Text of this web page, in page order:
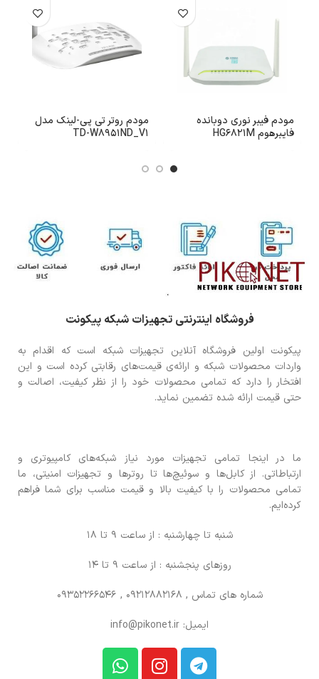
مودم فیبر نوری دوبانده
فایبرهوم HG6821M
مودم روتر تی پی-لینک مدل
TD-W8951ND_V1
فروشگاه اینترنتی تجهیزات شبکه پیکونت
پیکونت اولین فروشگاه آنلاین تجهیزات شبکه است که اقدام به
واردات محصولات شبکه و ارائه‌ی قیمت‌های رقابتی کرده است و این
افتخار را دارد که تمامی محصولات خود را از نظر کیفیت، اصالت و
حتی قیمت ارائه شده تضمین نماید.
ما در اینجا تمامی تجهیزات مورد نیاز شبکه‌های کامپیوتری و
ارتباطاتی. از کابل‌ها و سوئیچ‌ها تا روترها و تجهیزات امنیتی، ما
تمامی محصولات را با کیفیت بالا و قیمت مناسب برای شما فراهم
کرده‌ایم.
شنبه تا چهارشنبه : از ساعت 9 تا 18
روزهای پنجشنبه : از ساعت 9 تا 14
شماره های تماس , 09212882168 , 09352266546
ایمیل: info@pikonet.ir